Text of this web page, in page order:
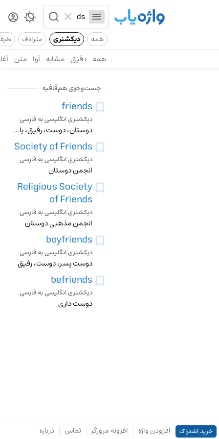
همه دیکشنری مترادف
همه دقیق مشابه آوا متن
جست‌وجوی هم‌قافیه
friends
دیکشنری انگلیسی به فارسی
دوستان، دوست، رفیق، یار، مانوس، دوست کردن، یاری نمودن
Society of Friends
دیکشنری انگلیسی به فارسی
انجمن دوستان
Religious Society
of Friends
دیکشنری انگلیسی به فارسی
انجمن مذهبی دوستان
boyfriends
دیکشنری انگلیسی به فارسی
دوست پسر، دوست، رفیق
befriends
دیکشنری انگلیسی به فارسی
دوست داری
خرید اشتراک افزودن واژه افزونه مرورگر تماس درباره